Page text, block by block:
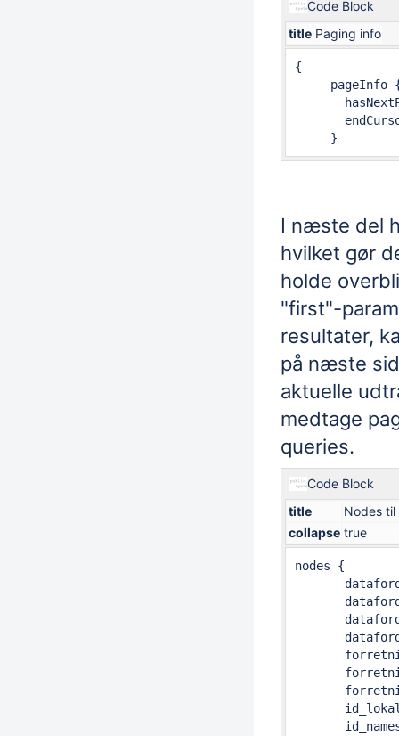
Code Block
title Paging info
{
pageInfo
     }
I næste del
hvilket gør
holde
"first"-
resultater,
på næste
aktuelle
medtage
queries.
Code Block
title
Nodes til
collapse true
nodes {